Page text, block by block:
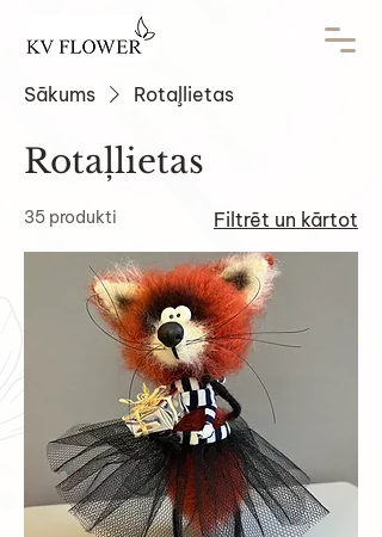
Sākums Rotaļlietas
Rotaļlietas
35 produkti Filtrēt un kārtot